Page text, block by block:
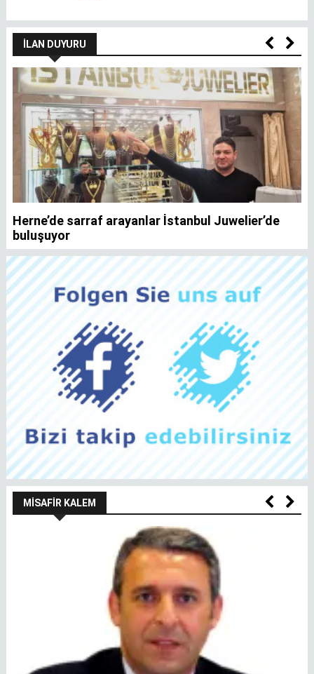
İLAN DUYURU
Herne’de sarraf arayanlar İstanbul Juwelier’de
buluşuyor
MISAFIR KALEM